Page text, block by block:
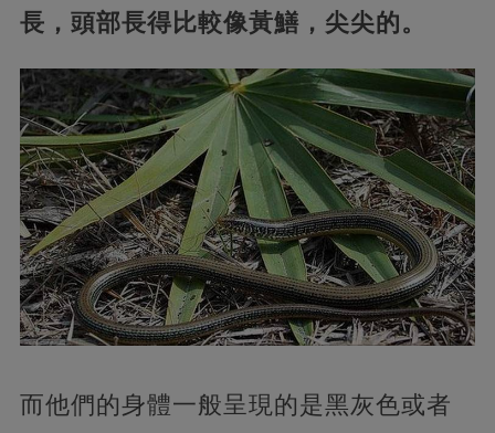
長，頭部長得比較像黃鱔，尖尖的。
而他們的身體一般呈現的是黑灰色或者